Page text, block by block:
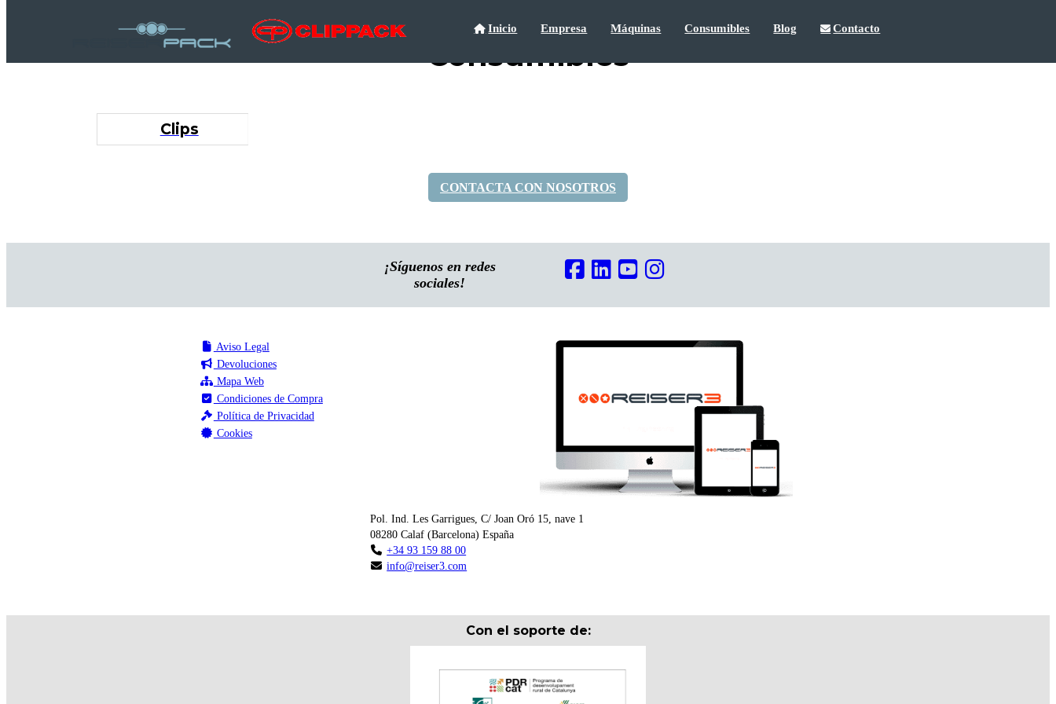
Inicio Empresa Máquinas Consumibles Blog Contacto
Consumibles
Clips
CONTACTA CON NOSOTROS
¡Síguenos en redes
sociales!
Aviso Legal
Devoluciones
Mapa Web
Condiciones de Compra
Política de Privacidad
Cookies
Pol. Ind. Les Garrigues, C/ Joan Oró 15, nave 1
08280 Calaf(Barcelona) España
+34 93 159 88 00
info@reiser3.com
Con el soporte de: